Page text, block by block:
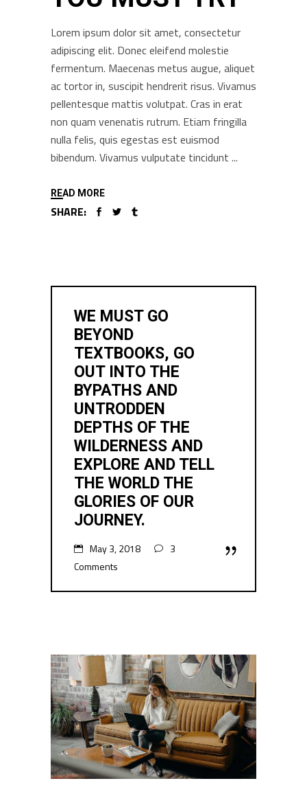
Lorem ipsum dolor sit amet, consectetur
adipiscing elit. Donec eleifend molestie
fermentum. Maecenas metus augue, aliquet
ac tortor in, suscipit hendrerit risus. Vivamus
pellentesque mattis volutpat. Cras in erat
non quam venenatis rutrum. Etiam fringilla
nulla felis, quis egestas est euismod
bibendum. Vivamus vulputate tincidunt
READ MORE
SHARE:
WE MUST GO
BEYOND
TEXTBOOKS, GO
OUT INTO THE
BYPATHS AND
UNTRODDEN
DEPTHS OF THE
WILDERNESS AND
EXPLORE AND TELL
THE WORLD THE
GLORIES OF OUR
JOURNEY.
May 3, 2018
3
Comments